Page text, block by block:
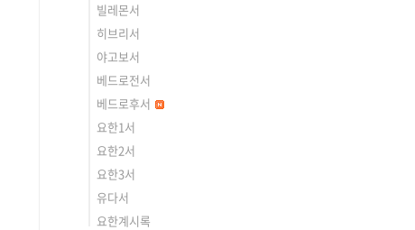
빌레몬서
히브리서
야고보서
베드로전서
베드로후서
요한1서
요한2서
요한3서
유다서
요한계시록